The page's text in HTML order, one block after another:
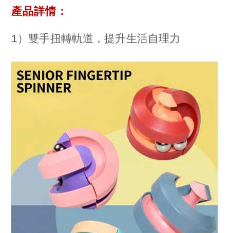
產品詳情 ：
1）雙手扭轉軌道，提升生活自理力